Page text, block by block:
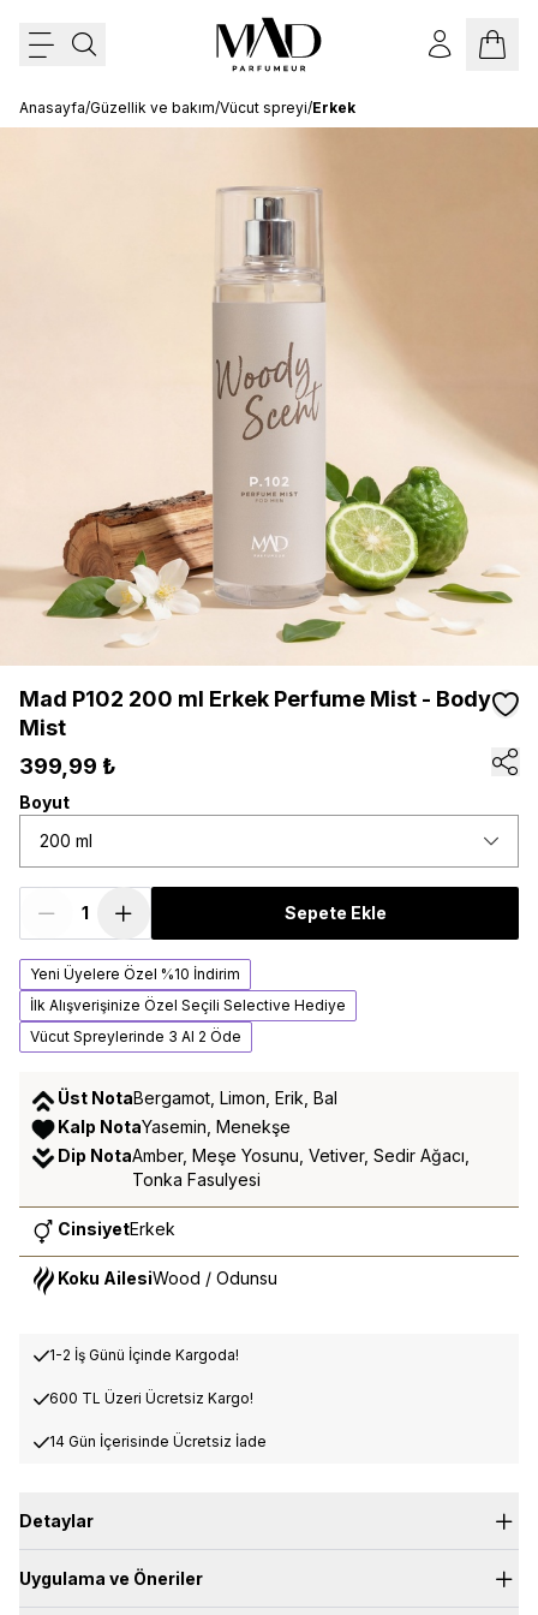
Anasayfa/Güzellik ve bakım/Vücut spreyi/Erkek
Mad P102 200 ml Erkek Perfume Mist - Body
Mist
399,99 ₺
Boyut
200 ml
Sepete Ekle
Yeni Üyelere Özel %10 İndirim
İlk Alışverişinize Özel Seçili Selective Hediye
Vücut Spreylerinde 3 Al 2 Öde
Üst NotaBergamot, Limon, Erik, Bal
Kalp NotaYasemin, Menekşe
Dip NotaAmber, Meşe Yosunu, Vetiver, Sedir Ağacı,
Tonka Fasulyesi
CinsiyetErkek
Koku AilesiWood / Odunsu
1-2 İş Günü İçinde Kargoda!
600 TL Üzeri Ücretsiz Kargo!
14 Gün İçerisinde Ücretsiz İade
Detaylar
Perfume Mistlerimiz, en çok sevilen kokularımızdan ilham
alarak geliştirilen hafif ve ferahlatıcı vücut spreyleridir. Tek
Uygulama ve Öneriler